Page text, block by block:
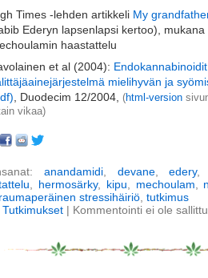
Times -lehden artikkeli My
Ederyn lapsenlapsi kertoo),
haastattelu
et al (2004):
mielihyvän ja
, Duodecim 12/2004, (html-version
vikaa)
anandamidi, devane,edery
hermosärky, kipu mechoulam
stressihäiriö tutkimus
Tutkimukset | Kommentointi ei ole sallittu